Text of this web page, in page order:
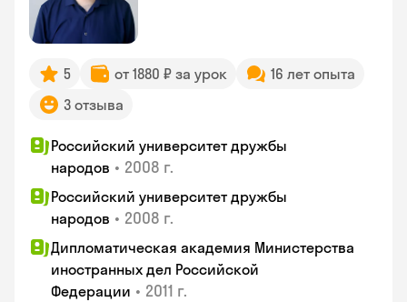
5 от 1880 ₽ за урок
16 лет опыта
3 отзыва
Российский университет дружбы
народов • 2008 г.
Российский университет дружбы
народов • 2008 г.
Дипломатическая академия Министерства
иностранных дел Российской
Федерации • 2011 г.